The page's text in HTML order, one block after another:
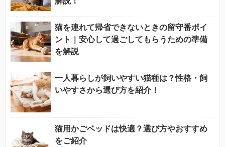
猫を連れて帰省できないときの留守番ポイ
ント｜安心して過ごしてもらうための準備
を解説
一人暮らしが飼いやすい猫種は？性格・飼
いやすさから選び方を紹介！
猫用かごベッドは快適？選び方やおすすめ
をご紹介